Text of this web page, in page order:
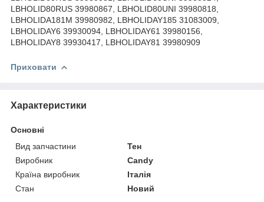
LBHOLID80RUS 39980867, LBHOLID80UNI 39980818,
LBHOLIDA181M 39980982, LBHOLIDAY185 31083009,
LBHOLIDAY6 39930094, LBHOLIDAY61 39980156,
LBHOLIDAY8 39930417, LBHOLIDAY81 39980909
Приховати
Характеристики
Основні
Вид запчастини
Тен
Виробник
Candy
Країна виробник
Італія
Стан
Новий